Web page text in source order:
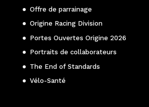
Offre de parrainage
Origine Racing Division
Portes Ouvertes Origine 2026
Portraits de collaborateurs
The End of Standards
Vélo-Santé